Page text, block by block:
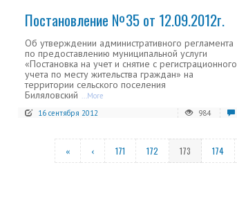
Постановление №35 от 12.09.2012г.
Об утверждении административного регламента
по предоставлению муниципальной услуги
«Постановка на учет и снятие с регистрационного
учета по месту жительства граждан» на
территории сельского поселения
Биляловский ...More
16 сентября 2012
984
« ‹ 171 172 173 174